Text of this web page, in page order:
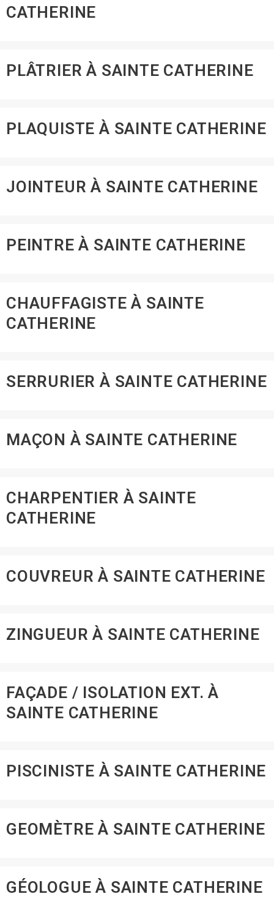
CATHERINE
PLÂTRIER À SAINTE CATHERINE
PLAQUISTE À SAINTE CATHERINE
JOINTEUR À SAINTE CATHERINE
PEINTRE À SAINTE CATHERINE
CHAUFFAGISTE À SAINTE
CATHERINE
SERRURIER À SAINTE CATHERINE
MAÇON À SAINTE CATHERINE
CHARPENTIER À SAINTE
CATHERINE
COUVREUR À SAINTE CATHERINE
ZINGUEUR À SAINTE CATHERINE
FAÇADE / ISOLATION EXT. À
SAINTE CATHERINE
PISCINISTE À SAINTE CATHERINE
GEOMÈTRE À SAINTE CATHERINE
GÉOLOGUE À SAINTE CATHERINE